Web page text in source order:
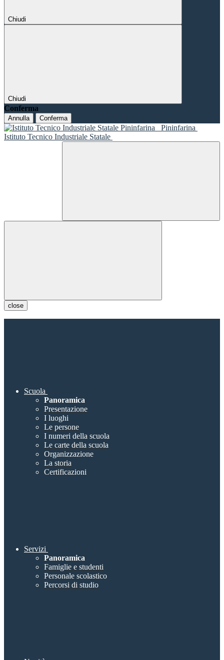
Chiudi
Chiudi
Conferma
Annulla Conferma
Pininfarina
Istituto Tecnico Industriale Statale
close
Scuola
Panoramica
Presentazione
I luoghi
Le persone
I numeri della scuola
Le carte della scuola
Organizzazione
La storia
Certificazioni
Servizi
Panoramica
Famiglie e studenti
Personale scolastico
Percorsi di studio